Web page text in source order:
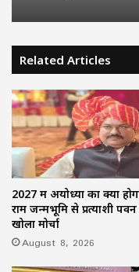
Related Articles
2027 में अयोध्या का क्या
राम जन्मभूमि से प्रत्याशी
खोला मोर्चा
August 8, 2026